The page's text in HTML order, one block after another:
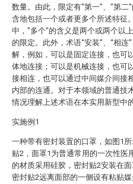
数量。由此，限定有"第一"、"第二
含地包括一个或者更多个所述特征
中，"多个"的含义是两个或两个以
的限定。此外，术语“安装”、“相连
解，例如，可以是固定连接，也可
体地连接；可以是机械连接，也可
接相连，也可以通过中间媒介间接
内部的连通。对于本领域的普通技
情况理解上述术语在本实用新型中
实施例1
一种带有密封装置的口罩，如图1
贴2，面罩1为普通常用的一次性医
的材质采用硅胶，密封贴2安装在面
密封贴2远离面部的一侧设有粘贴